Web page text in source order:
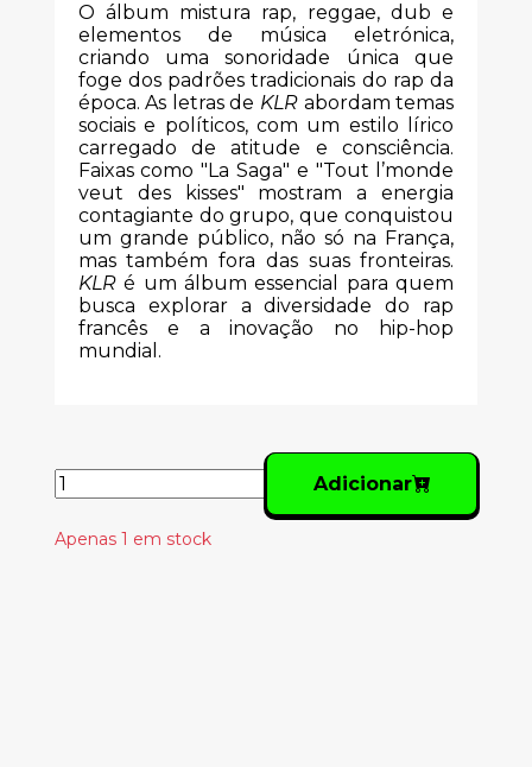
O álbum mistura rap, reggae, dub e
elementos de música eletrónica,
criando uma sonoridade única que
foge dos padrões tradicionais do rap da
época. As letras de KLR abordam temas
sociais e políticos, com um estilo lírico
carregado de atitude e consciência.
Faixas como "La Saga" e "Tout l’monde
veut des kisses" mostram a energia
contagiante do grupo, que conquistou
um grande público, não só na França,
mas também fora das suas fronteiras.
KLRé um álbum essencial para quem
busca explorar a diversidade do rap
francês e a inovação no hip-hop
mundial.
Adicionar
Apenas 1 em stock